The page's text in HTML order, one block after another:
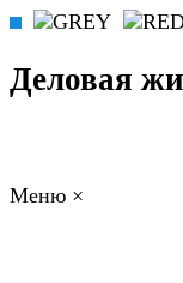
Деловая
Меню ×